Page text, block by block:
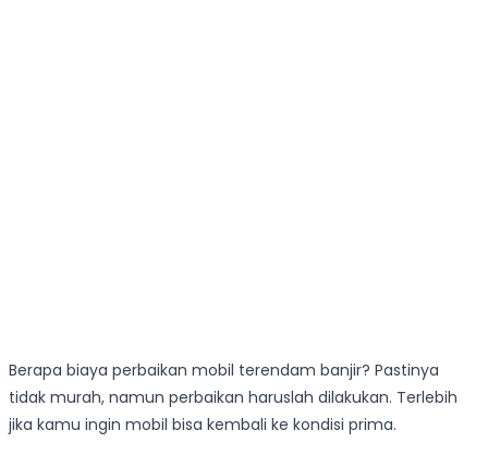
Berapa biaya perbaikan mobil terendam banjir? Pastinya
tidak murah, namun perbaikan haruslah dilakukan. Terlebih
jika kamu ingin mobil bisa kembali ke kondisi prima.